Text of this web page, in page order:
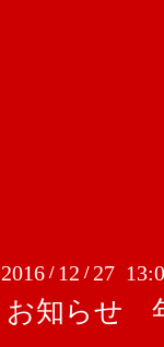
2016 / 12 / 27
お知らせ